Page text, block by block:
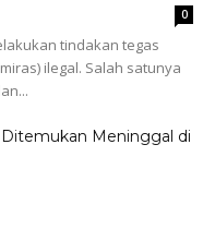
0
tindakan tegas
ilegal. Salah satunya
Ditemukan Meninggal di